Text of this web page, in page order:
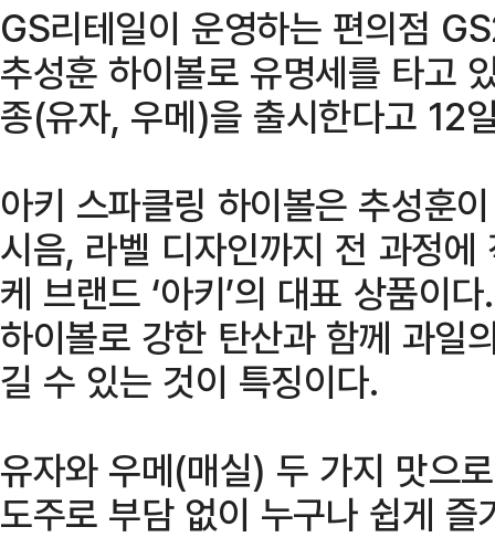
GS리테일이 운영하는 편의점
추성훈 하이볼로 유명세를 타고
종(유자, 우메)을 출시한다고 12
아키 스파클링 하이볼은 추성훈
시음, 라벨 디자인까지 전 과정
케 브랜드 ‘아키’의 대표 상품이
하이볼로 강한 탄산과 함께 과일
길 수 있는 것이 특징이다.
유자와 우메(매실) 두 가지 맛으
도주로 부담 없이 누구나 쉽게 즐